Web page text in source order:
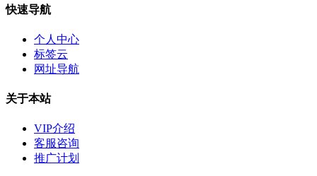
快速导航
个人中心
标签云
网址导航
关于本站
VIP介绍
客服咨询
推广计划